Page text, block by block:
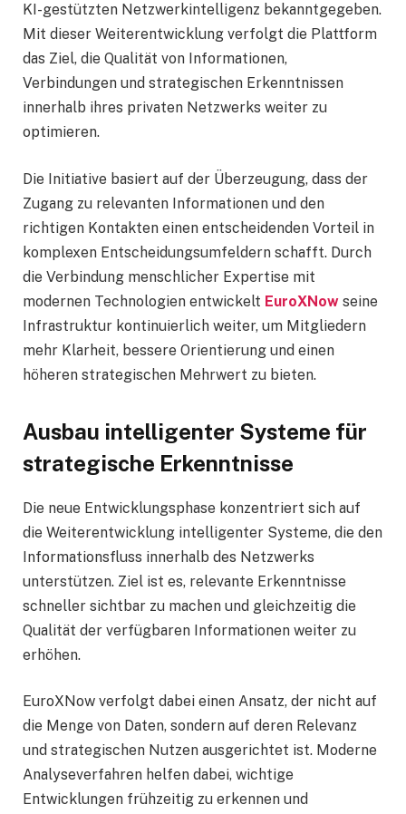
KI-gestützten Netzwerkintelligenz bekanntgegeben.
Mit dieser Weiterentwicklung verfolgt die Plattform
das Ziel, die Qualität von Informationen,
Verbindungen und strategischen Erkenntnissen
innerhalb ihres privaten Netzwerks weiter zu
optimieren.
Die Initiative basiert auf der Überzeugung, dass der
Zugang zu relevanten Informationen und den
richtigen Kontakten einen entscheidenden Vorteil in
komplexen Entscheidungsumfeldern schafft. Durch
die Verbindung menschlicher Expertise mit
modernen Technologien entwickelt EuroXNow seine
Infrastruktur kontinuierlich weiter, um Mitgliedern
mehr Klarheit, bessere Orientierung und einen
höheren strategischen Mehrwert zu bieten.
Ausbau intelligenter Systeme für
strategische Erkenntnisse
Die neue Entwicklungsphase konzentriert sich auf
die Weiterentwicklung intelligenter Systeme, die den
Informationsfluss innerhalb des Netzwerks
unterstützen. Ziel ist es, relevante Erkenntnisse
schneller sichtbar zu machen und gleichzeitig die
Qualität der verfügbaren Informationen weiter zu
erhöhen.
EuroXNow verfolgt dabei einen Ansatz, der nicht auf
die Menge von Daten, sondern auf deren Relevanz
und strategischen Nutzen ausgerichtet ist. Moderne
Analyseverfahren helfen dabei, wichtige
Entwicklungen frühzeitig zu erkennen und